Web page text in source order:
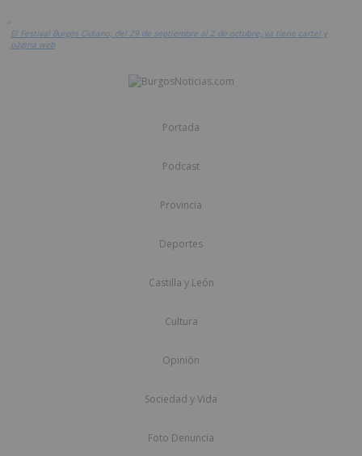
>
El Festival Burgos Cidiano, del 29 de septiembre al 2 de octubre, ya tiene cartel y
página web
Portada
Podcast
Provincia
Deportes
Castilla y León
Cultura
Opinión
Sociedad y Vida
Foto Denuncia